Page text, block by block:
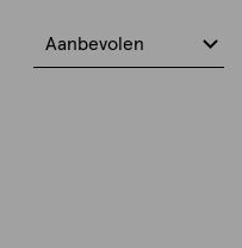
Aanbevolen